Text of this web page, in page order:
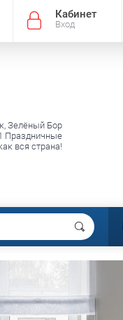
Кабинет
Вход
Зелёный Бор
Праздничные
вся страна!